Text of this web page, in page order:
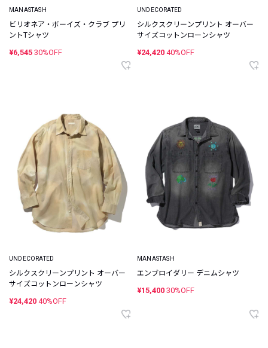
MANASTASH
ビリオネア・ボーイズ・クラブ プリ
ントTシャツ
¥6,545 30%OFF
UNDECORATED
シルクスクリーンプリント オーバー
サイズコットンローンシャツ
¥24,420 40%OFF
UNDECORATED
シルクスクリーンプリント オーバー
サイズコットンローンシャツ
¥24,420 40%OFF
MANASTASH
エンブロイダリー デニムシャツ
¥15,400 30%OFF